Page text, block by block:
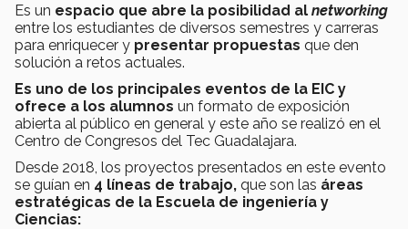
Es un espacio que abre la posibilidad al networking
entre los estudiantes de diversos semestres y carreras
para enriquecer y presentar propuestas que den
solución a retos actuales.
Es uno de los principales eventos de la EIC y
ofrece a los alumnos un formato de exposición
abierta al público en general y este año se realizó en el
Centro de Congresos del Tec Guadalajara.
Desde 2018, los proyectos presentados en este evento
se guían en 4 líneas de trabajo, que son las áreas
estratégicas de la Escuela de ingeniería y
Ciencias: